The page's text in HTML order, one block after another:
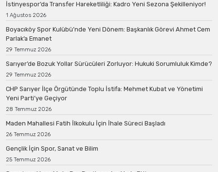
İstinyespor’da Transfer Hareketliliği: Kadro Yeni Sezona Şekilleniyor!
1 Ağustos 2026
Boyacıköy Spor Kulübü’nde Yeni Dönem: Başkanlık Görevi Ahmet Cem
Parlak’a Emanet
29 Temmuz 2026
Sarıyer’de Bozuk Yollar Sürücüleri Zorluyor: Hukuki Sorumluluk Kimde?
29 Temmuz 2026
CHP Sarıyer İlçe Örgütünde Toplu İstifa: Mehmet Kubat ve Yönetimi
Yeni Parti’ye Geçiyor
28 Temmuz 2026
Maden Mahallesi Fatih İlkokulu İçin İhale Süreci Başladı
26 Temmuz 2026
Gençlik İçin Spor, Sanat ve Bilim
25 Temmuz 2026